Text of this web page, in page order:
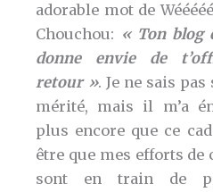
adorable mot de
Chouchou: « Ton blog
donne envie de
retour ». Je ne sais
mérité, mais il m’a
plus encore que ce
être que mes efforts de
sont en train de